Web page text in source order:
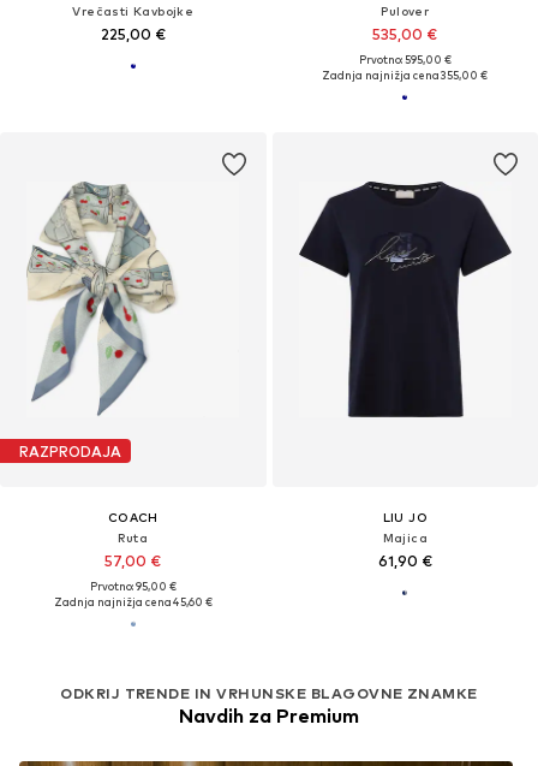
Vrečasti Kavbojke
225,00 €
Pulover
535,00 €
Prvotno: 595,00 €
Zadnja najnižja cena355,00 €
RAZPRODAJA
COACH
Ruta
57,00 €
Prvotno: 95,00 €
Zadnja najnižja cena45,60 €
LIU JO
Majica
61,90 €
ODKRIJ TRENDE IN VRHUNSKE BLAGOVNE ZNAMKE
Navdih za Premium